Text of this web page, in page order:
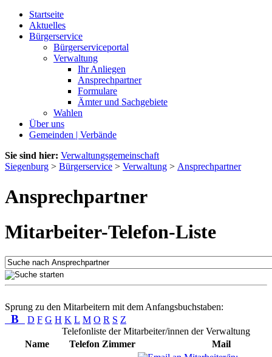
Startseite
Aktuelles
Bürgerservice
Bürgerserviceportal
Verwaltung
Ihr Anliegen
Ansprechpartner
Formulare
Ämter und Sachgebiete
Wahlen
Über uns
Gemeinden | Verbände
Sie sind hier: Verwaltungsgemeinschaft
Siegenburg > Bürgerservice > Verwaltung > Ansprechpartner
Ansprechpartner
Mitarbeiter-Telefon-Liste
Sprung zu den Mitarbeitern mit dem Anfangsbuchstaben:
B D F G H K L M O R S Z
Telefonliste der Mitarbeiter/innen der Verwaltung
Name
Telefon Zimmer
Mail